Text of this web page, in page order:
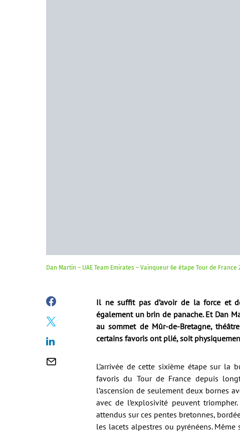
Dan Martin – UAE Team Emirates – Vainqueur 6e étape Tour de France
Il ne suffit pas d’avoir de la force et
également un brin de panache. Et Dan
au sommet de Mûr-de-Bretagne,
certains favoris ont plié, soit
L’arrivée de cette sixième étape sur la
favoris du Tour de France depuis
l’ascension de seulement deux bornes
avec de l’explosivité peuvent
attendus sur ces pentes bretonnes,
les lacets alpestres ou pyrénéens.